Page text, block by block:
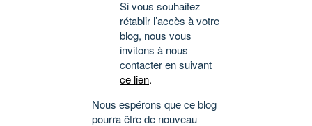
Si vous souhaitez
rétablir l’accès à votre
blog, nous vous
invitons à nous
contacter en suivant
ce lien.
Nous espérons que ce blog
pourra être de nouveau